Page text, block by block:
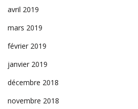
avril 2019
mars 2019
février 2019
janvier 2019
décembre 2018
novembre 2018